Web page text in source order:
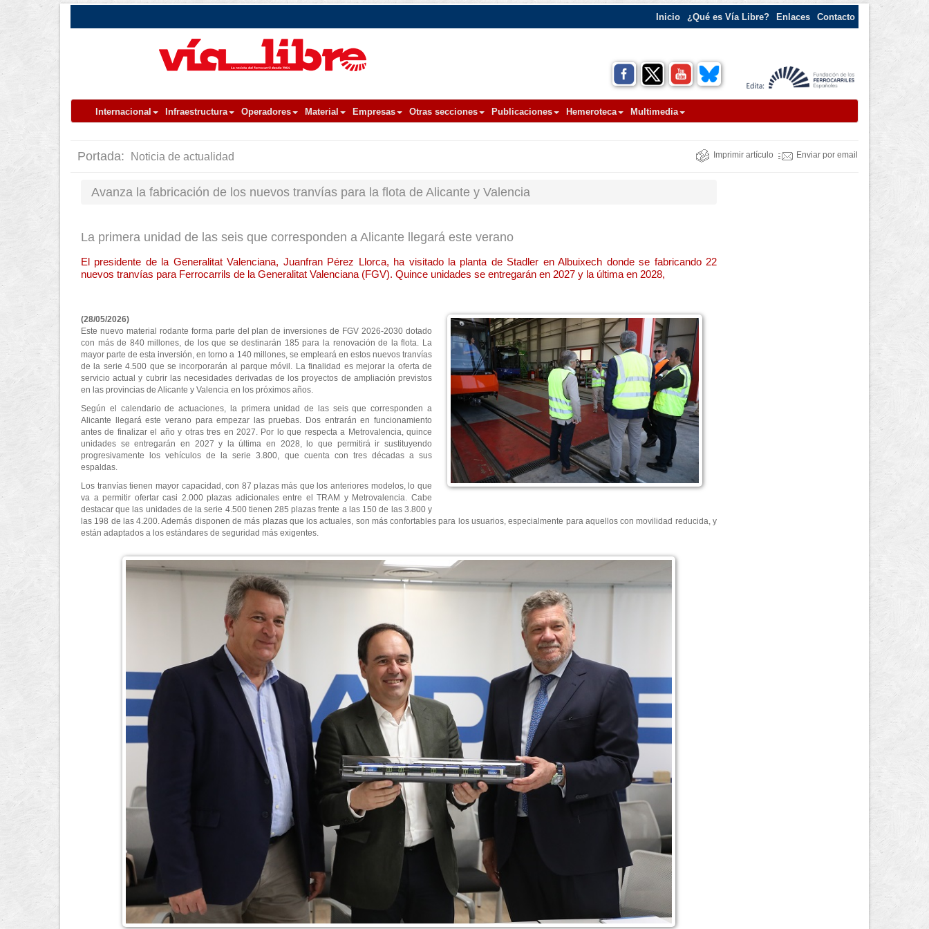
Inicio ¿Qué es Vía Libre? Enlaces Contacto
Internacional Infraestructura Operadores Material Empresas Otras secciones Publicaciones Hemeroteca Multimedia
Portada: Noticia de actualidad Imprimir artículo Enviar por email
Avanza la fabricación de los nuevos tranvías para la flota de Alicante y Valencia
La primera unidad de las seis que corresponden a Alicante llegará este verano
El presidente de la Generalitat Valenciana, Juanfran Pérez Llorca, ha visitado la planta de Stadler en Albuixech donde se fabricando 22
nuevos tranvías para Ferrocarrils de la Generalitat Valenciana (FGV). Quince unidades se entregarán en 2027 y la última en 2028,
(28/05/2026)
Este nuevo material rodante forma parte del plan de inversiones de FGV 2026-2030 dotado
con más de 840 millones, de los que se destinarán 185 para la renovación de la flota. La
mayor parte de esta inversión, en torno a 140 millones, se empleará en estos nuevos tranvías
de la serie 4.500 que se incorporarán al parque móvil. La finalidad es mejorar la oferta de
servicio actual y cubrir las necesidades derivadas de los proyectos de ampliación previstos
en las provincias de Alicante y Valencia en los próximos años.
Según el calendario de actuaciones, la primera unidad de las seis que corresponden a
Alicante llegará este verano para empezar las pruebas. Dos entrarán en funcionamiento
antes de finalizar el año y otras tres en 2027. Por lo que respecta a Metrovalencia, quince
unidades se entregarán en 2027 y la última en 2028, lo que permitirá ir sustituyendo
progresivamente los vehículos de la serie 3.800, que cuenta con tres décadas a sus
espaldas.
Los tranvías tienen mayor capacidad, con 87 plazas más que los anteriores modelos, lo que
va a permitir ofertar casi 2.000 plazas adicionales entre el TRAM y Metrovalencia. Cabe
destacar que las unidades de la serie 4.500 tienen 285 plazas frente a las 150 de las 3.800 y
las 198 de las 4.200. Además disponen de más plazas que los actuales, son más confortables para los usuarios, especialmente para aquellos con movilidad reducida, y
están adaptados a los estándares de seguridad más exigentes.